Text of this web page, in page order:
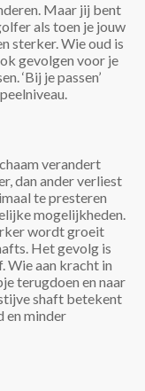
Maar jij bent
als toen je jouw
sterker. Wie oud is
gevolgen voor je
‘Bij je passen’
verandert
dan ander verliest
te presteren
mogelijkheden.
wordt groeit
Het gevolg is
Wie aan kracht in
terugdoen en naar
shaft betekent
en minder